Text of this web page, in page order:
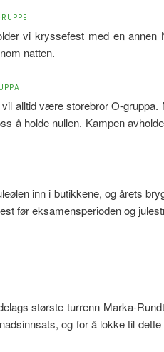
vi kryssefest med en
natten.
alltid være storebror O-
å holde nullen. Kampen
inn i butikkene, og årets
før eksamensperioden og
største turrenn Marka-
og for å lokke til